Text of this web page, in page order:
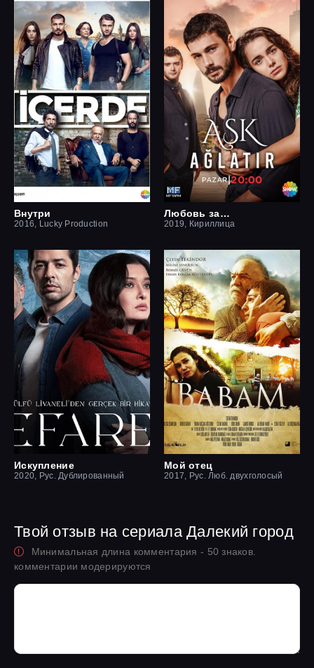
Внутри
2016, Lucky Production
Любовь заставит плакать
2019, Кириллица
Искупление
2020, Рус. Дублированный
Мой отец
2017, Рус. Люб. двухголосый
Твой отзыв на сериала Далекий город
Минимальная длина комментария - 50 знаков.
комментарии модерируются